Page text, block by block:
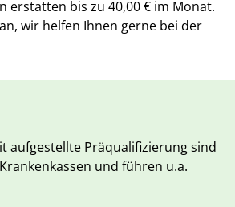
erstatten bis zu 40,00 € im Monat.
wir helfen Ihnen gerne bei der
aufgestellte Präqualifizierung sind
und führen u.a.